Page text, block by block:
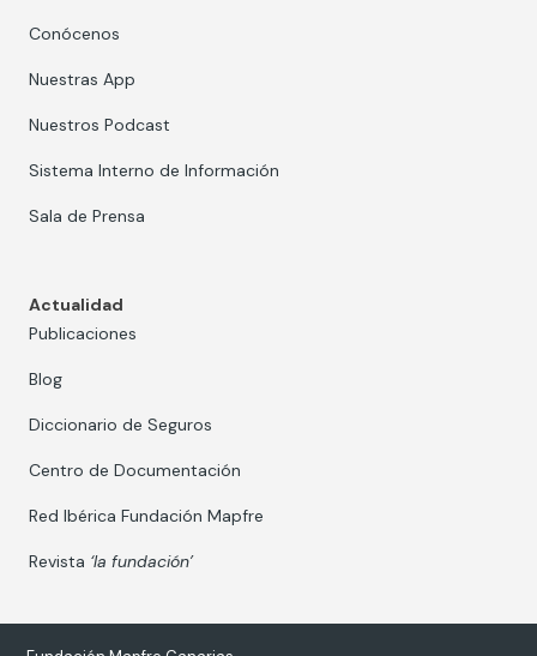
Conócenos
Nuestras App
Nuestros Podcast
Sistema Interno de Información
Sala de Prensa
Actualidad
Publicaciones
Blog
Diccionario de Seguros
Centro de Documentación
Red Ibérica Fundación Mapfre
Revista ‘la fundación’